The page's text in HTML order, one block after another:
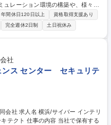
ュレーション環境の構築や、様々な
装備品の配備や担当任務を決めるた
。これら
ステム設計、基本設計（上流工
て製造を行った後、ソフトウェア・
行います。具体的には、1.客先要
先調整、調査) 2.電子システムの設
ステムの評価作業(評価内容検討、
発
年間休日120日以上
資格取得支援あり
完全週休2日制 土日祝休み
社
ンス センター セキュリテ
インテリ
社で保有する